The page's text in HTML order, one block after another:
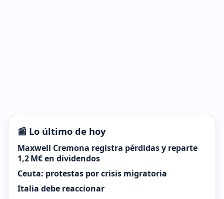
📰 Lo último de hoy
Maxwell Cremona registra pérdidas y reparte
1,2 M€ en dividendos
Ceuta: protestas por crisis migratoria
Italia debe reaccionar